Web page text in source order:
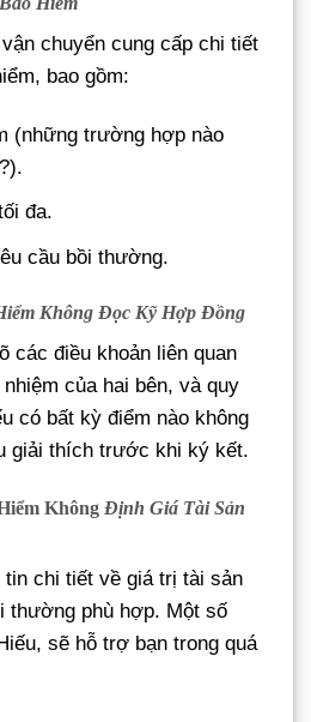
chuyển cung cấp chi tiết
bao gồm:
(những trường hợp nào
đa.
cầu bồi thường.
Không Đọc Kỹ Hợp Đồng
các điều khoản liên quan
của hai bên, và quy
có bất kỳ điểm nào không
giải thích trước khi ký kết.
Không Định Giá Tài Sản
tin chi tiết về giá trị tài sản
thường phù hợp. Một số
sẽ hỗ trợ bạn trong quá